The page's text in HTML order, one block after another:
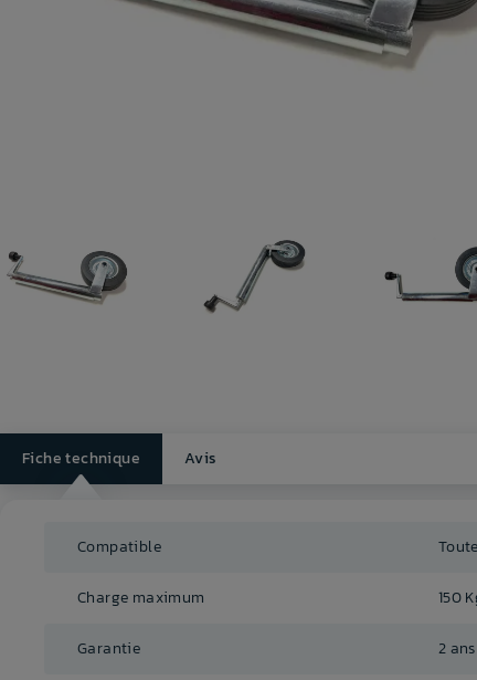
Fiche technique Avis
Compatible
Charge maximum 150
Garantie 2 ans